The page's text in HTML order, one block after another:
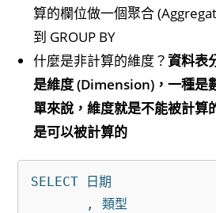
算的欄位做一個聚合
到 GROUP BY
什麼是非計算的維度？資料表
是維度 (Dimension)，一種是
單來說，維度就是不能被計算
是可以被計算的
SELECT 日期